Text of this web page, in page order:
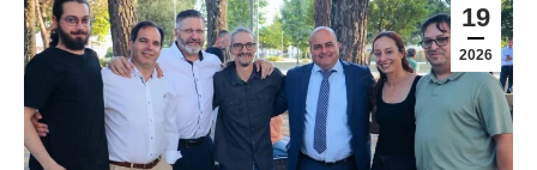
19
2026